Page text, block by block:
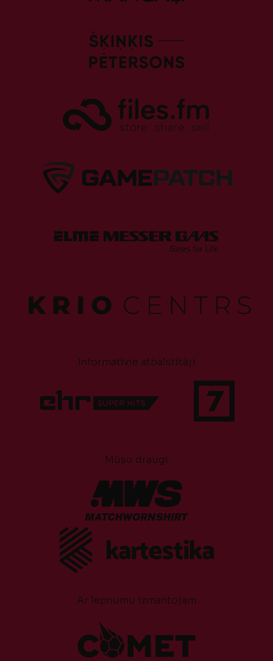
Informatīvie atbalstītāji
Mūsu draugi
Ar lepnumu izmantojam